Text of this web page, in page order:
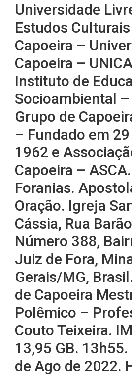
Universidade
Estudos
Capoeira –
Capoeira –
Instituto de
Socioambiental –
Grupo de
– Fundado em
1962 e
Capoeira –
Foranias.
Oração. Igreja
Cássia, Rua
Número 388,
Juiz de Fora,
Gerais/MG,
de Capoeira
Polêmico –
Couto Teixeira.
13,95 GB.
de Ago de 2022.